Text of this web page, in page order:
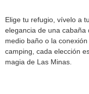
Elige tu refugio, vívelo a
elegancia de una cabaña
medio baño o la
camping, cada elección
magia de Las Minas.